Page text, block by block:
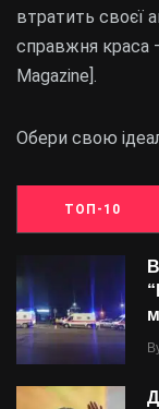
втратить своєї
справжня краса
Magazine].
Обери свою
ТОП-10